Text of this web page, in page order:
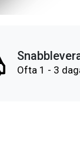
Ofta 1 - 3